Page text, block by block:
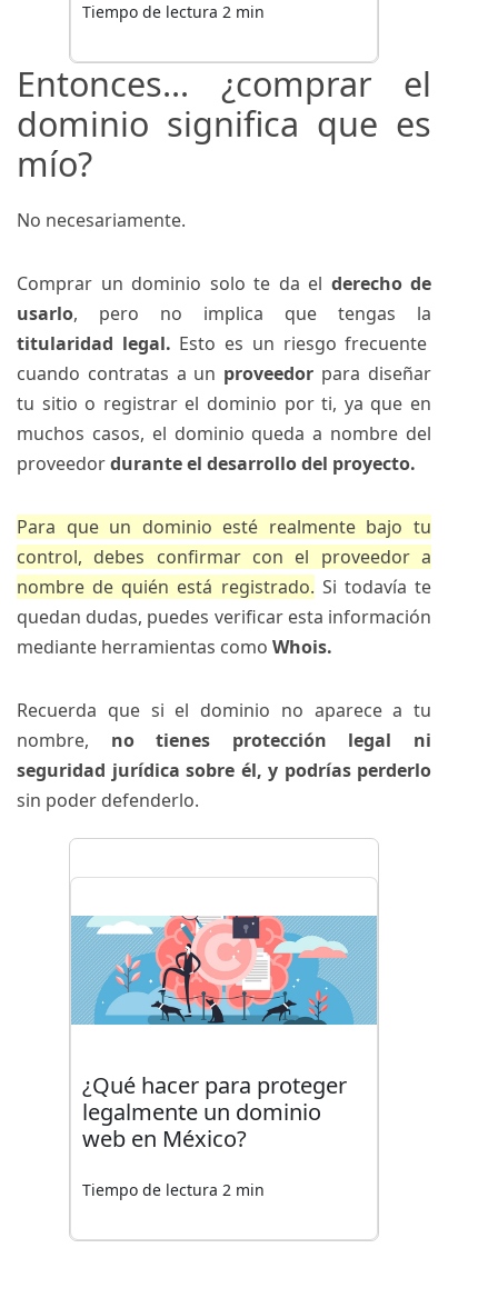
Tiempo de lectura 2 min
Entonces… ¿comprar el
dominio significa que es
mío?
No necesariamente.
Comprar un dominio solo te da el derecho de
usarlo, pero no implica que tengas la
titularidad legal. Esto es un riesgo frecuente
cuando contratas a un proveedor para diseñar
tu sitio o registrar el dominio por ti, ya que en
muchos casos, el dominio queda a nombre del
proveedordurante el desarrollo del proyecto.
Para que un dominio esté realmente bajo tu
control, debes confirmar con el proveedor a
nombre de quién está registrado. Si todavía te
quedan dudas, puedes verificar esta información
mediante herramientas como Whois.
Recuerda que si el dominio no aparece a tu
nombre, no tienes protección legal ni
seguridad jurídica sobre él, y podrías perderlo
sin poder defenderlo.
¿Qué hacer para proteger
legalmente un dominio
web en México?
Tiempo de lectura 2 min